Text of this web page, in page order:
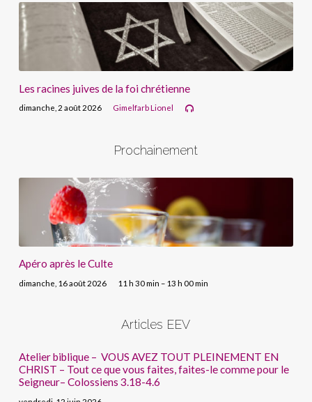
Les racines juives de la foi chrétienne
dimanche, 2 août 2026 Gimelfarb Lionel
Prochainement
Apéro après le Culte
dimanche, 16 août 2026 11 h 30 min – 13 h 00 min
Articles EEV
Atelier biblique – VOUS AVEZ TOUT PLEINEMENT EN
CHRIST – Tout ce que vous faites, faites-le comme pour le
Seigneur– Colossiens 3.18-4.6